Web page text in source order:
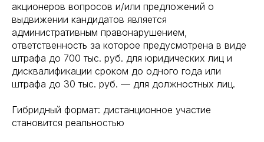
акционеров вопросов и/или предложений о
выдвижении кандидатов является
административным правонарушением,
ответственность за которое предусмотрена в виде
штрафа до 700 тыс. руб. для юридических лиц и
дисквалификации сроком до одного года или
штрафа до 30 тыс. руб. — для должностных лиц.
Гибридный формат: дистанционное участие
становится реальностью